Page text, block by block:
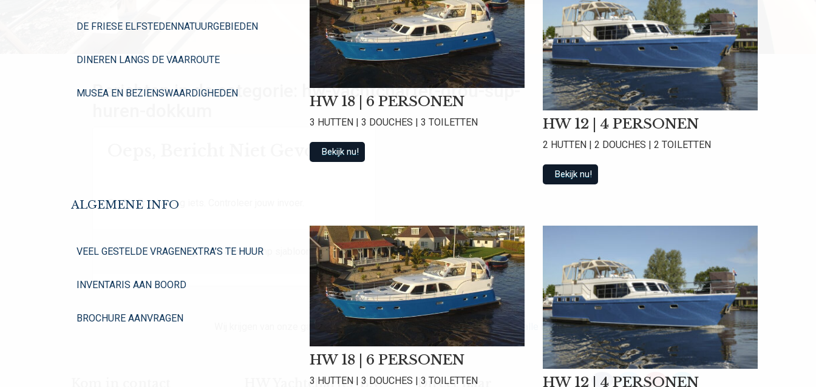
DE FRIESE ELFSTEDEN NATUURGEBIEDEN
DINEREN LANGS DE VAARROUTE
MUSEA EN BEZIENSWAARDIGHEDEN HW 18 | 6 PERSONEN
3 HUTTEN | 3 DOUCHES | 3 TOILETTEN
Bekijk nu!
HW 12 | 4 PERSONEN
2 HUTTEN | 2 DOUCHES | 2 TOILETTEN
Bekijk nu!
ALGEMENE INFO
VEEL GESTELDE VRAGENEXTRA’S TE HUUR
INVENTARIS AAN BOORD
BROCHURE AANVRAGEN
HW 18 | 6 PERSONEN
3 HUTTEN | 3 DOUCHES | 3 TOILETTEN HW 12 | 4 PERSONEN
Berichten in de categorie:
hw-yachtcharter-grou-sup-
Oeps, Bericht Niet Gevonden
Oh Oh. Er mist nog iets. Controleer jouw invoer.
Dit is de foutmelding in het archive.php sjabloon.
Wij krijgen van onze gasten een gemiddelde beoordeling van9.0 !Bekijk alle beoordelingen
HW Yachtcharter B.V. Direct naar